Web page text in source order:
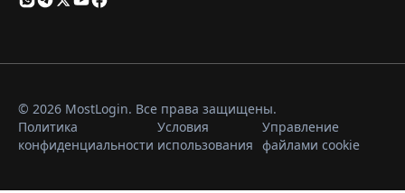
© 2026 MostLogin. Все права защищены.
Политика
конфиденциальности
Условия
использования
Управление
файлами cookie